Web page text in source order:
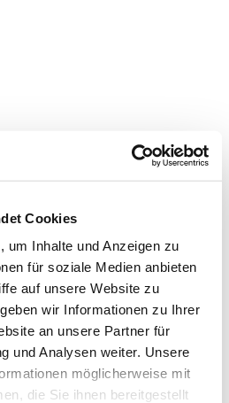
Cookies
um Inhalte und Anzeigen zu
für soziale Medien anbieten
auf unsere Website zu
wir Informationen zu Ihrer
an unsere Partner für
und Analysen weiter. Unsere
möglicherweise mit
die Sie ihnen bereitgestellt